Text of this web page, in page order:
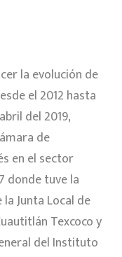
la evolución de
el 2012 hasta
del 2019,
de
en el sector
donde tuve la
Junta Local de
Texcoco y
del Instituto